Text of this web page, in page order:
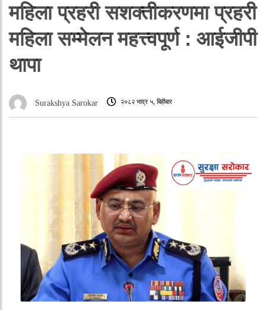
महिला प्रहरी सशक्तीकरणमा प्रहरी
महिला सम्मेलन महत्त्वपूर्ण : आईजीपी
थापा
Surakshya Sarokar २०८२ भाद्र ५, बिहीबार